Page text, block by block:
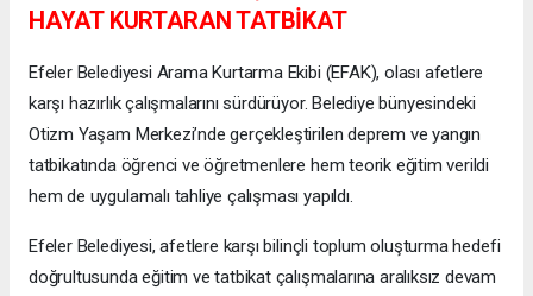
HAYAT KURTARAN TATBİKAT
Efeler Belediyesi Arama Kurtarma Ekibi (EFAK), olası afetlere
karşı hazırlık çalışmalarını sürdürüyor. Belediye bünyesindeki
Otizm Yaşam Merkezi’nde gerçekleştirilen deprem ve yangın
tatbikatında öğrenci ve öğretmenlere hem teorik eğitim verildi
hem de uygulamalı tahliye çalışması yapıldı.
Efeler Belediyesi, afetlere karşı bilinçli toplum oluşturma hedefi
doğrultusunda eğitim ve tatbikat çalışmalarına aralıksız devam